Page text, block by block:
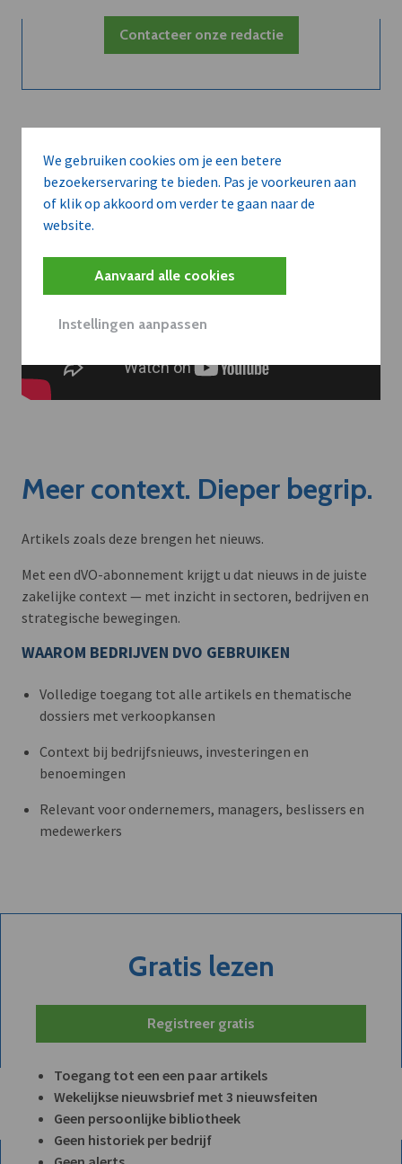
We gebruiken cookies om je een betere
bezoekerservaring te bieden. Pas je voorkeuren aan
of klik op akkoord om verder te gaan naar de
website.
Aanvaard alle cookies
Instellingen aanpassen
Contacteer onze redactie
Meer context. Dieper begrip.
Artikels zoals deze brengen het nieuws.
Met een dVO-abonnement krijgt u dat nieuws in de juiste
zakelijke context — met inzicht in sectoren, bedrijven en
strategische bewegingen.
WAAROM BEDRIJVEN DVO GEBRUIKEN
Volledige toegang tot alle artikels en thematische
dossiers met verkoopkansen
Context bij bedrijfsnieuws, investeringen en
benoemingen
Relevant voor ondernemers, managers, beslissers en
medewerkers
Gratis lezen
Registreer gratis
Toegang tot een een paar artikels
Wekelijkse nieuwsbrief met 3 nieuwsfeiten
Geen persoonlijke bibliotheek
Geen historiek per bedrijf